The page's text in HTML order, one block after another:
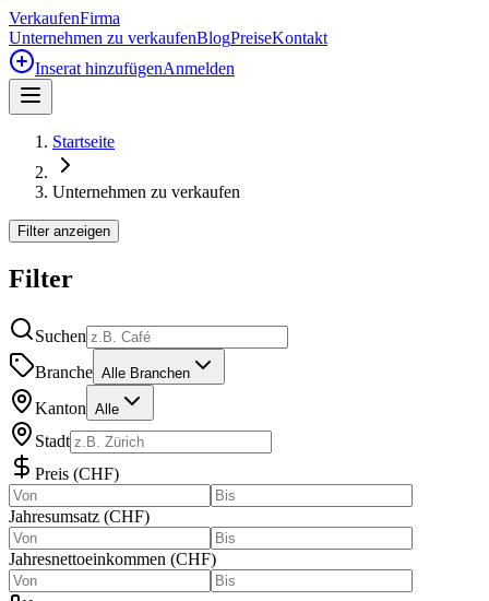
VerkaufenFirma
Unternehmen zu verkaufenBlogPreiseKontakt
Inserat hinzufügenAnmelden
Startseite
Unternehmen zu verkaufen
Filter anzeigen
Filter
Suchen
Branche Alle Branchen
Kanton Alle
Stadt
Preis (CHF)
Jahresumsatz (CHF)
Jahresnettoeinkommen (CHF)